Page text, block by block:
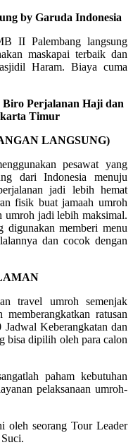
by Garuda Indonesia
II Palembang langsung
maskapai terbaik dan
Haram. Biaya cuma
Perjalanan Haji dan
Timur
LANGSUNG)
pesawat yang
dari Indonesia menuju
jadi lebih hemat
fisik buat jamaah umroh
umroh jadi lebih maksimal.
digunakan memberi menu
dan cocok dengan
travel umroh semenjak
ratusan
Keberangkatan dan
bisa dipilih oleh para calon
paham kebutuhan
pelaksanaan umroh-
oleh seorang Tour Leader